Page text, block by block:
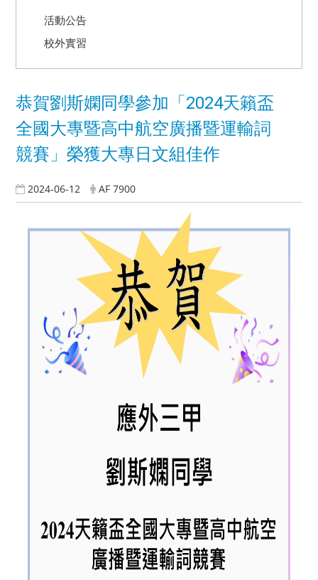
活動公告
校外實習
恭賀劉斯嫻同學參加「2024天籟盃
全國大專暨高中航空廣播暨運輸詞
競賽」榮獲大專日文組佳作
2024-06-12 AF 7900